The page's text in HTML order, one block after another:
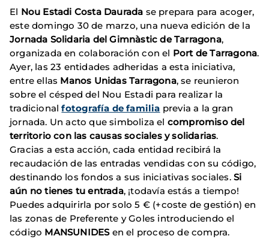
El Nou Estadi Costa Daurada se prepara para acoger,
este domingo 30 de marzo, una nueva edición de la
Jornada Solidaria del Gimnàstic de Tarragona,
organizada en colaboración con el Port de Tarragona.
Ayer, las 23 entidades adheridas a esta iniciativa,
entre ellas Manos Unidas Tarragona, se reunieron
sobre el césped del Nou Estadi para realizar la
tradicionalfotografía de familia previa a la gran
jornada. Un acto que simboliza el compromiso del
territorio con las causas sociales y solidarias.
Gracias a esta acción, cada entidad recibirá la
recaudación de las entradas vendidas con su código,
destinando los fondos a sus iniciativas sociales.Si
aún no tienes tu entrada, ¡todavía estás a tiempo!
Puedes adquirirla por solo 5 € (+coste de gestión) en
las zonas de Preferente y Goles introduciendo el
código MANSUNIDESen el proceso de compra.